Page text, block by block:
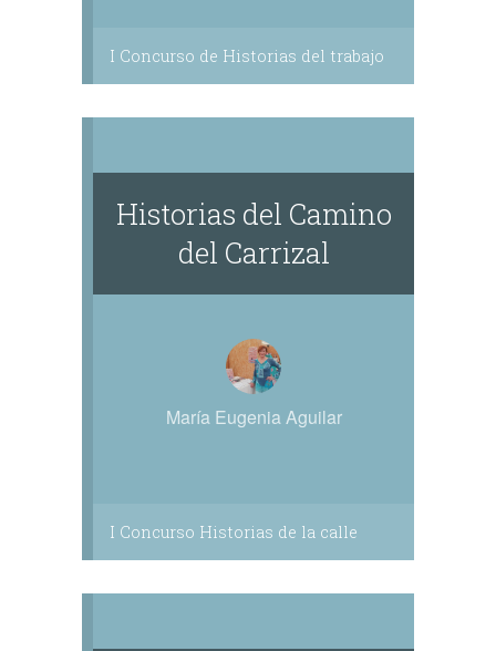
I Concurso de Historias del trabajo
Historias del Camino
del Carrizal
María Eugenia Aguilar
I Concurso Historias de la calle